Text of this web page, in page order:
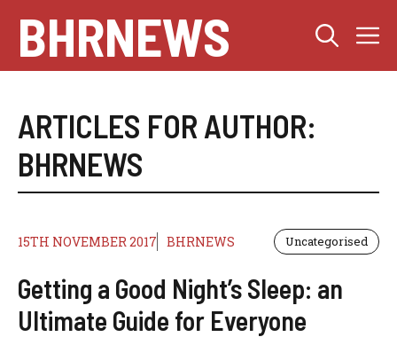
content
BHRNEWS
ARTICLES FOR AUTHOR:
BHRNEWS
15TH NOVEMBER 2017 BHRNEWS Uncategorised
Getting a Good Night’s Sleep: an
Ultimate Guide for Everyone